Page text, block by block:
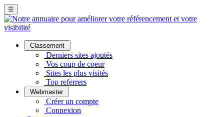
☰
Classement
Derniers sites ajoutés
Vos coup de coeur
Sites les plus visités
Top referrers
Webmaster
Créer un compte
Connexion